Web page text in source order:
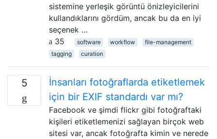
sistemine yerleşik görüntü önizleyicilerini
kullandıklarını gördüm, ancak bu da en iyi
seçenek …
35
software workflow
file-management
tagging
curation
5
İnsanları fotoğraflarda etiketlemek
için bir EXIF ​​standardı var mı?
Facebook ve şimdi flickr gibi fotoğraftaki
kişileri etiketlemenizi sağlayan birçok web
sitesi var, ancak fotoğrafta kimin ve nerede